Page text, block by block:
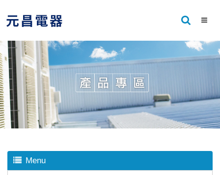
Menu